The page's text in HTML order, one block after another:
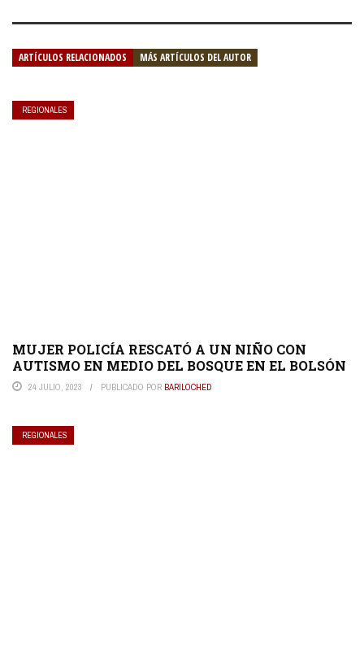
ARTÍCULOS RELACIONADOS MÁS ARTÍCULOS DEL AUTOR
REGIONALES
MUJER POLICÍA RESCATÓ A UN NIÑO CON
AUTISMO EN MEDIO DEL BOSQUE EN EL BOLSÓN
24 JULIO, 2023 PUBLICADO POR BARILOCHED
REGIONALES